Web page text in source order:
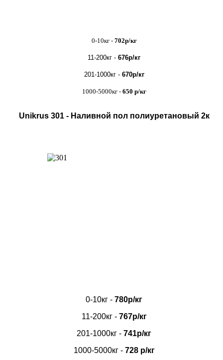
0-10кг - 702р/кг
11-200кг - 676р/кг
201-1000кг - 670р/кг
1000-5000кг - 650 р/кг
Unikrus 301 - Наливной пол полиуретановый 2к
0-10кг - 780р/кг
11-200кг - 767р/кг
201-1000кг - 741р/кг
1000-5000кг - 728 р/кг